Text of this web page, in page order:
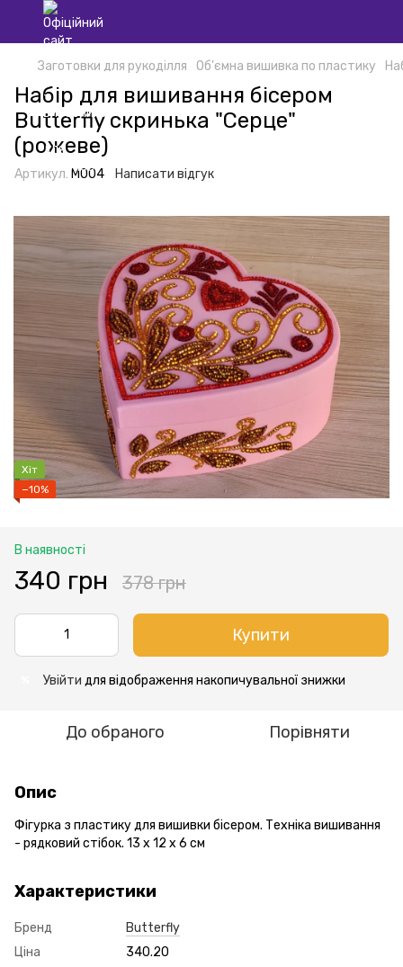
Заготовки для рукоділля Об'ємна вишивка по пластику
Набір для вишивання бісером
Butterfly скринька "Серце"
(рожеве)
Артикул: М004 Написати відгук
Хіт
−10%
В наявності
340 грн 378 грн
Купити
Увійти для відображення накопичувальної знижки
До обраного Порівняти
Опис
Фігурка з пластику для вишивки бісером. Техніка вишивання
- рядковий стібок. 13 х 12 х 6 см
Характеристики
Бренд
Butterfly
Ціна
340.20